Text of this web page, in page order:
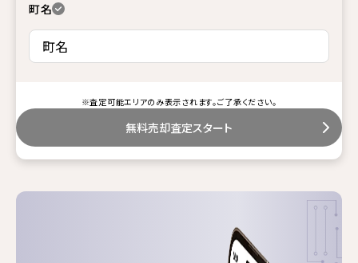
町名
※査定可能エリアのみ表示されます。ご了承ください。
無料売却査定スタート